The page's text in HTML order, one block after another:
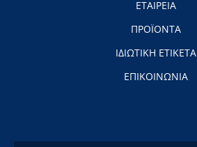
ΕΤΑΙΡΕΙΑ
ΠΡΟΪΟΝΤΑ
ΙΔΙΩΤΙΚΗ ΕΤΙΚΕΤΑ
ΕΠΙΚΟΙΝΩΝΙΑ